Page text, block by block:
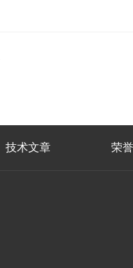
技术文章 荣